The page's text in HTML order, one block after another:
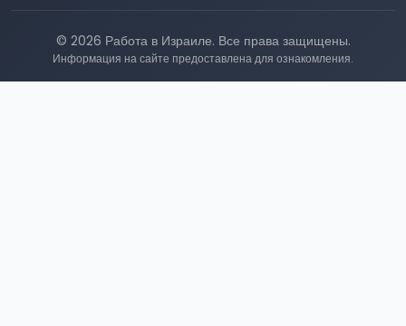
© 2026 Работа в Израиле. Все права защищены.
Информация на сайте предоставлена для ознакомления.